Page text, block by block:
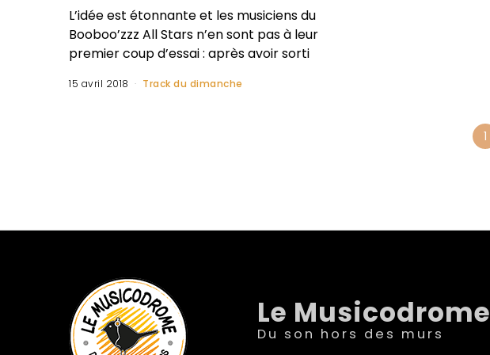
L’idée est étonnante et les musiciens du
Booboo’zzz All Stars n’en sont pas à leur
premier coup d’essai : après avoir sorti
15 avril 2018 Track du dimanche
1
Le Musicodrome
Du son hors des murs